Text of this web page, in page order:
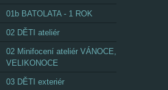
01b BATOLATA - 1 ROK
02 DĚTI ateliér
02 Minifocení ateliér VÁNOCE,
VELIKONOCE
03 DĚTI exteriér